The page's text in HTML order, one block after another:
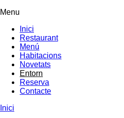
Menú principal
Menu
Inici
Restaurant
Menú
Habitacions
Novetats
Entorn
Reserva
Contacte
Inici